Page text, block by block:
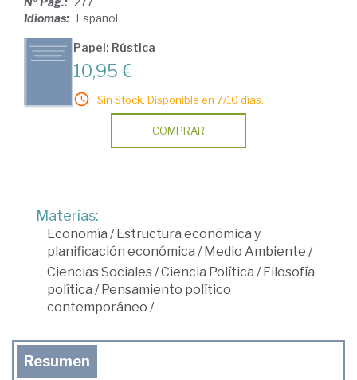
Idiomas: Español
Papel: Rústica
10,95 €
Sin Stock. Disponible en 7/10 días.
COMPRAR
Materias:
Economía /Estructura económica y
planificación económica /Medio Ambiente /
Ciencias Sociales/Ciencia Política /Filosofía
política /Pensamiento político
contemporáneo /
Resumen